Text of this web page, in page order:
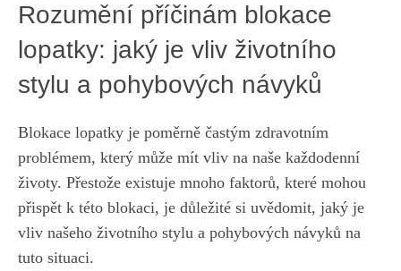
Rozumění příčinám blokace
lopatky: jaký je vliv životního
stylu a pohybových návyků
Blokace lopatky je poměrně častým zdravotním
problémem, který může mít vliv na naše každodenní
životy. Přestože existuje mnoho faktorů, které mohou
přispět k této blokaci, je důležité si uvědomit, jaký je
vliv našeho životního stylu a pohybových návyků na
tuto situaci.